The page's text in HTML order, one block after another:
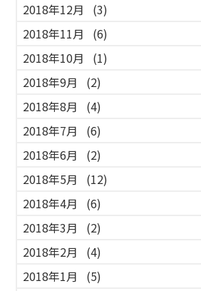
2018年12月
(3)
2018年11月
(6)
2018年10月
(1)
2018年9月
(2)
2018年8月
(4)
2018年7月
(6)
2018年6月
(2)
2018年5月
(12)
2018年4月
(6)
2018年3月
(2)
2018年2月
(4)
2018年1月
(5)